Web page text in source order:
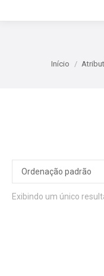
Início
Exibindo um único